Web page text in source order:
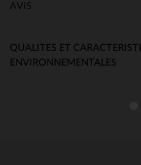
AVIS
QUALITES ET
ENVIRONNEMENTALES